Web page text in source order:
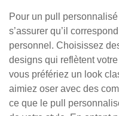
Pour un pull
s’assurer qu’il
personnel. Choisissez
designs qui reflètent
vous préfériez un look
aimiez oser avec des
ce que le pull